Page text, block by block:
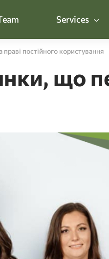
Services
постійного користування
що